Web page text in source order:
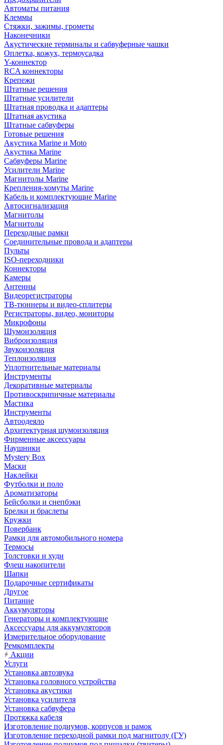
Автоматы питания
Клеммы
Стяжки, зажимы, грометы
Наконечники
Акустические терминалы и сабвуферные чашки
Оплетка, кожух, термоусадка
Y-коннектор
RCA коннекторы
Крепежи
Штатные решения
Штатные усилители
Штатная проводка и адаптеры
Штатная акустика
Штатные сабвуферы
Готовые решения
Акустика Marine и Moto
Акустика Marine
Сабвуферы Marine
Усилители Marine
Магнитолы Marine
Крепления-хомуты Marine
Кабель и комплектующие Marine
Автосигнализация
Магнитолы
Магнитолы
Переходные рамки
Соединительные провода и адаптеры
Пульты
ISO-переходники
Коннекторы
Камеры
Антенны
Видеорегистраторы
ТВ-тюннеры и видео-сплитеры
Регистраторы, видео, мониторы
Микрофоны
Шумоизоляция
Виброизоляция
Звукоизоляция
Теплоизоляция
Уплотнительные материалы
Инструменты
Декоративные материалы
Противоскрипичные материалы
Мастика
Инструменты
Автоодеяло
Архитектурная шумоизоляция
Фирменные аксессуары
Наушники
Mystery Box
Маски
Наклейки
Футболки и поло
Ароматизаторы
Бейсболки и снепбэки
Брелки и браслеты
Кружки
Повербанк
Рамки для автомобильного номера
Термосы
Толстовки и худи
Флеш накопители
Шапки
Подарочные сертификаты
Другое
Питание
Аккумуляторы
Генераторы и комплектующие
Аксессуары для аккумуляторов
Измерительное оборудование
Ремкомплекты
Акции
Услуги
Установка автозвука
Установка головного устройства
Установка акустики
Установка усилителя
Установка сабвуфера
Протяжка кабеля
Изготовление подиумов, корпусов и рамок
Изготовление переходной рамки под магнитолу (ГУ)